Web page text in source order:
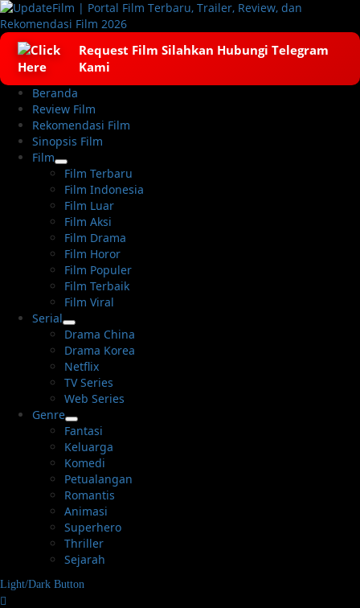
Skip
to
content
Request Film Silahkan Hubungi Telegram
Kami
Primary
Menu
Beranda
Review Film
Rekomendasi Film
Sinopsis Film
Film
Film Terbaru
Film Indonesia
Film Luar
Film Aksi
Film Drama
Film Horor
Film Populer
Film Terbaik
Film Viral
Serial
Drama China
Drama Korea
Netflix
TV Series
Web Series
Genre
Fantasi
Keluarga
Komedi
Petualangan
Romantis
Animasi
Superhero
Thriller
Sejarah
Light/Dark Button